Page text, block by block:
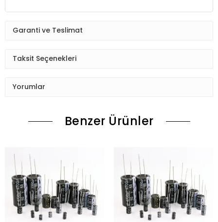
Garanti ve Teslimat
Taksit Seçenekleri
Yorumlar
Benzer Ürünler